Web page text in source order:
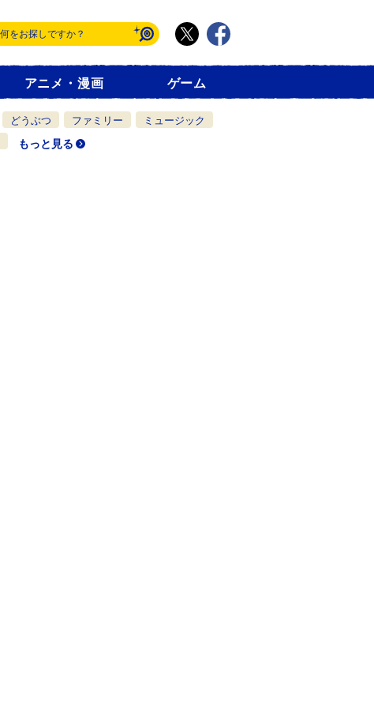
アニメ・漫画 ゲーム
どうぶつ ファミリー
ミュージック
もっと見る